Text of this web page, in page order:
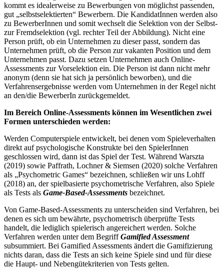
kommt es idealerweise zu Bewerbungen von möglichst passenden,
gut „selbstselektierten“ Bewerbern. Die KandidatInnen werden also
zu BewerberInnen und somit wechselt die Selektion von der Selbst-
zur Fremdselektion (vgl. rechter Teil der Abbildung). Nicht eine
Person prüft, ob ein Unternehmen zu dieser passt, sondern das
Unternehmen prüft, ob die Person zur vakanten Position und dem
Unternehmen passt. Dazu setzen Unternehmen auch Online-
Assessments zur Vorselektion ein. Die Person ist dann nicht mehr
anonym (denn sie hat sich ja persönlich beworben), und die
Verfahrensergebnisse werden vom Unternehmen in der Regel nicht
an den/die BewerberIn zurückgemeldet.
Im Bereich Online-Assessments können im Wesentlichen zwei
Formen unterschieden werden:
Werden Computerspiele entwickelt, bei denen vom Spieleverhalten
direkt auf psychologische Konstrukte bei den SpielerInnen
geschlossen wird, dann ist das Spiel der Test. Während Warszta
(2019) sowie Paffrath, Lochner & Siemsen (2020) solche Verfahren
als „Psychometric Games“ bezeichnen, schließen wir uns Lohff
(2018) an, der spielbasierte psychometrische Verfahren, also Spiele
als Tests als Game-Based-Assessments bezeichnet.
Von Game-Based-Assessments zu unterscheiden sind Verfahren, bei
denen es sich um bewährte, psychometrisch überprüfte Tests
handelt, die lediglich spielerisch angereichert werden. Solche
Verfahren werden unter dem BegriffGamified Assessment
subsummiert. Bei Gamified Assessments ändert die Gamifizierung
nichts daran, dass die Tests an sich keine Spiele sind und für diese
die Haupt- und Nebengütekriterien von Tests gelten.